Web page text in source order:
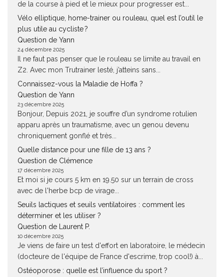
de la course à pied et le mieux pour progresser est...
Vélo elliptique, home-trainer ou rouleau, quel est l’outil le
plus utile au cycliste ?
Question de Yann
24 décembre 2025
Il ne faut pas penser que le rouleau se limite au travail en
Z2. Avec mon Trutrainer lesté, j’atteins sans...
Connaissez-vous la Maladie de Hoffa ?
Question de Yann
23 décembre 2025
Bonjour, Depuis 2021, je souffre d’un syndrome rotulien
apparu après un traumatisme, avec un genou devenu
chroniquement gonflé et très...
Quelle distance pour une fille de 13 ans ?
Question de Clémence
17 décembre 2025
Et moi si je cours 5 km en 19.50 sur un terrain de cross
avec de l'herbe bcp de virage...
Seuils lactiques et seuils ventilatoires : comment les
déterminer et les utiliser ?
Question de Laurent P.
10 décembre 2025
Je viens de faire un test d'effort en laboratoire, le médecin
(docteure de l'équipe de France d'escrime, trop cool!) à...
Ostéoporose : quelle est l’influence du sport ?